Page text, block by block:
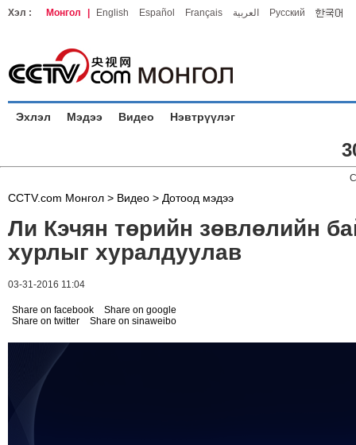
Хэл : Монгол English Español Français العربية Русский
Эхлэл Мэдээ Видео Нэвтрүүлэг
CCTV.com Монгол > Видео > Дотоод мэдээ
Ли Кэчян төрийн зөвлөлийн
хурлыг хуралдуулав
03-31-2016 11:04
Share on facebook
Share on google
Share on twitter
Share on sinaweibo